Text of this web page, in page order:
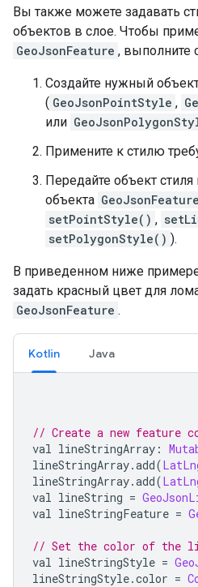
Вы также можете задавать
объектов в слое. Чтобы
GeoJsonFeature , выполните
Создайте нужный
( GeoJsonPointStyle ,
или
Примените к стилю
Передайте объект
объекта GeoJsonFeature
setPointStyle() ,
setPolygonStyle() ).
В приведенном ниже
задать красный цвет для
GeoJsonFeature .
Kotlin Java
// Create a new feature
val lineStringArray :
lineStringArray.add(
lineStringArray.add(
val lineString =
val lineStringFeature =
// Set the color of the
val lineStringStyle =
lineStringStyle.color =